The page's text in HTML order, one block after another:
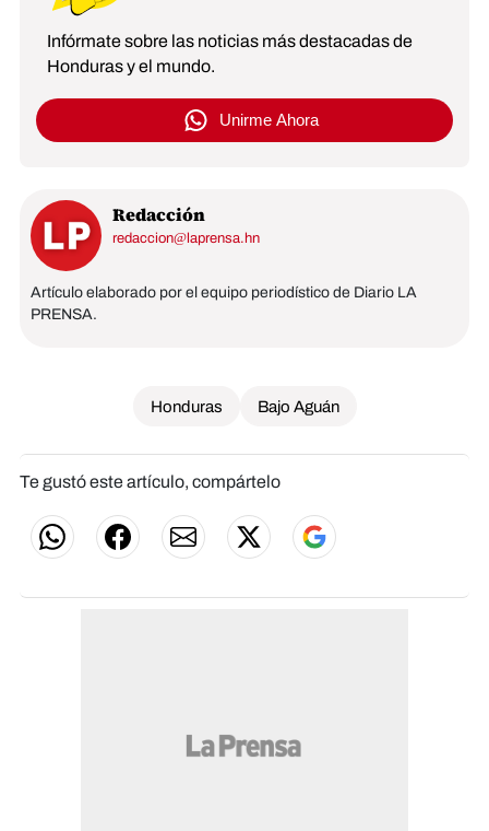
Infórmate sobre las noticias más destacadas de
Honduras y el mundo.
Unirme Ahora
Redacción
redaccion@laprensa.hn
Artículo elaborado por el equipo periodístico de Diario LA
PRENSA.
Honduras Bajo Aguán
Te gustó este artículo, compártelo